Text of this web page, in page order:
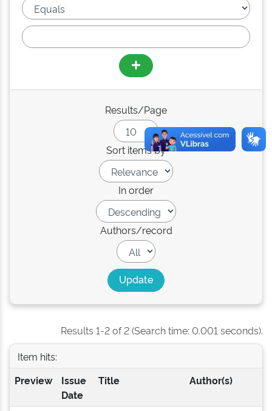
Results/Page
Sort items by
In order
Authors/record
Results 1-2 of 2 (Search time: 0.001 seconds).
Item hits:
Preview
Issue
Date
Title Author(s)